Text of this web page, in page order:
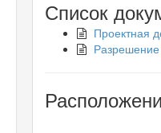
Список
Проектная
Разрешение